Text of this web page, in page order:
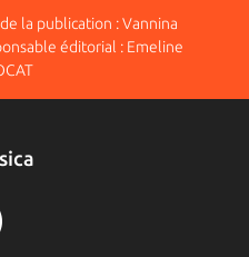
la publication : Vannina
éditorial : Emeline